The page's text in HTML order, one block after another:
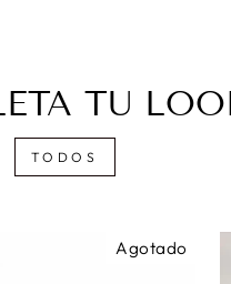
TU
TODOS
Agotado